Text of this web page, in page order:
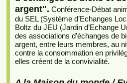
argent". Conférence-Débat
du SEL (Système d’Echanges
Boltz du JEU (Jardin d’Echange
des associations d’échanges de
argent, entre leurs membres, au
contre la consommation en
elles créent de la convivialité.